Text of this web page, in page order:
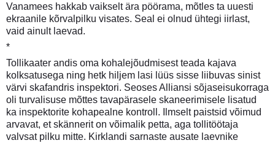
Vanamees hakkab vaikselt ära pöörama, mõtles ta uuesti
ekraanile kõrvalpilku visates. Seal ei olnud ühtegi iirlast,
vaid ainult laevad.
*
Tollikaater andis oma kohalejõudmisest teada kajava
kolksatusega ning hetk hiljem lasi lüüs sisse liibuvas sinist
värvi skafandris inspektori. Seoses Alliansi sõjaseisukorraga
oli turvalisuse mõttes tavapärasele skaneerimisele lisatud
ka inspektorite kohapealne kontroll. Ilmselt paistsid võimud
arvavat, et skännerit on võimalik petta, aga tollitöötaja
valvsat pilku mitte. Kirklandi sarnaste ausate laevnike